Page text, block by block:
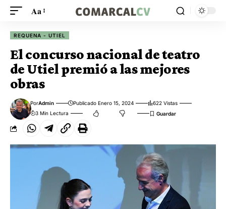
Aa
REQUENA - UTIEL
El concurso nacional de teatro
de Utiel premió a las mejores
obras
PorAdmin Publicado Enero 15, 2024
622 Vistas
3 Min Lectura